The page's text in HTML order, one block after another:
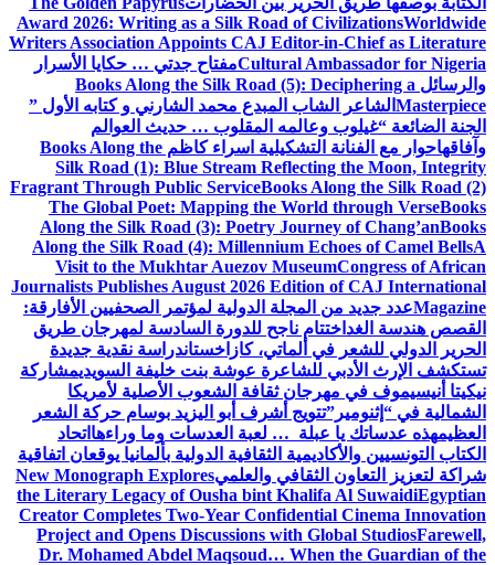
Award 2026: Writing as a Silk Road of CivilizationsWorldwide
Writers Association Appoints CAJ Editor-in-Chief as Literature
Cultural Ambassador for Nigeriaمفتاح جدتي … حكايا الأسرار
والرسائل Books Along the Silk Road (5): Deciphering a
Masterpiece الشاعر الشاب المبدع محمد الشارني و كتابه الأول ”
الجنة الضائعة “غيلوب وعالمه المقلوب … حديث العوالم
وآفاقهاحوار مع الفنانة التشكيلية اسراء كاظم Books Along the
Silk Road (1): Blue Stream Reflecting the Moon, Integrity
Fragrant Through Public ServiceBooks Along the Silk Road (2)
The Global Poet: Mapping the World through VerseBooks
Along the Silk Road (3): Poetry Journey of Chang’anBooks
Along the Silk Road (4): Millennium Echoes of Camel BellsA
Visit to the Mukhtar Auezov MuseumCongress of African
Journalists Publishes August 2026 Edition of CAJ International
Magazineعدد جديد من المجلة الدولية لمؤتمر الصحفيين الأفارقة:
القصص هندسة الغد اختتام ناجح للدورة السادسة لمهرجان طريق
الحرير الدولي للشعر في ألماتي، كازاخستاندراسة نقدية جديدة
تستكشف الإرث الأدبي للشاعرة عوشة بنت خليفة السويديمشاركة
نيكيتا أنيسيموف في مهرجان ثقافة الشعوب الأصلية لأمريكا
الشمالية في “إثنومير”تتويج أشرف أبو اليزيد بوسام حركة الشعر
العظيمهذه عدساتك يا عبلة … لعبة العدسات وما وراءها اتحاد
الكتاب التونسيين والأكاديمية الثقافية الدولية بألمانيا يوقعان اتفاقية
شراكة لتعزيز التعاون الثقافي والعلميNew Monograph Explores
the Literary Legacy of Ousha bint Khalifa Al SuwaidiEgyptian
Creator Completes Two-Year Confidential Cinema Innovation
Project and Opens Discussions with Global StudiosFarewell,
Dr. Mohamed Abdel Maqsoud… When the Guardian of the